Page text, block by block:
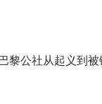
黎公社从起义到